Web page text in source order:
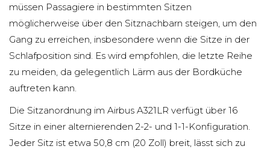
müssen Passagiere in bestimmten Sitzen
möglicherweise über den Sitznachbarn steigen, um den
Gang zu erreichen, insbesondere wenn die Sitze in der
Schlafposition sind. Es wird empfohlen, die letzte Reihe
zu meiden, da gelegentlich Lärm aus der Bordküche
auftreten kann.
Die Sitzanordnung im Airbus A321LR verfügt über 16
Sitze in einer alternierenden 2-2- und 1-1-Konfiguration.
Jeder Sitz ist etwa 50,8 cm (20 Zoll) breit, lässt sich zu